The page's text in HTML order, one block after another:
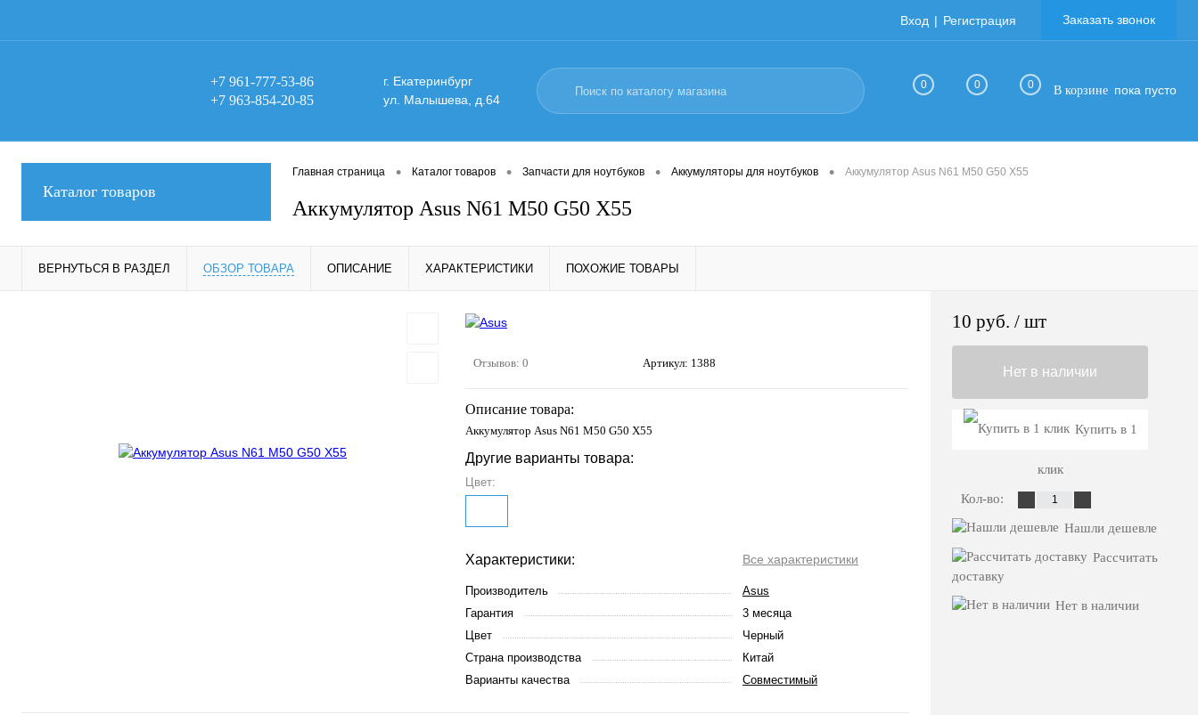
Вход Регистрация Заказать звонок
+7 961-777-53-86
+7 963-854-20-85
г. Екатеринбург
ул. Малышева, д.64
0 0 0 В корзине пока пусто
Каталог товаров
Главная страница • Каталог товаров • Запчасти для ноутбуков • Аккумуляторы для ноутбуков • Аккумулятор Asus N61 M50 G50 X55
Аккумулятор Asus N61 M50 G50 X55
ВЕРНУТЬСЯ В РАЗДЕЛ ОБЗОР ТОВАРА ОПИСАНИЕ ХАРАКТЕРИСТИКИ ПОХОЖИЕ ТОВАРЫ
Отзывов: 0 Артикул: 1388
Описание товара:
Аккумулятор Asus N61 M50 G50 X55
Другие варианты товара:
Цвет:
Характеристики: Все характеристики
Производитель
Asus
Гарантия
3 месяца
Цвет
Черный
Страна производства
Китай
Варианты качества
Совместимый
10 руб. / шт
Нет в наличии
Купить в 1
клик
Кол-во:
Нашли дешевле
Рассчитать
доставку
Нет в наличии